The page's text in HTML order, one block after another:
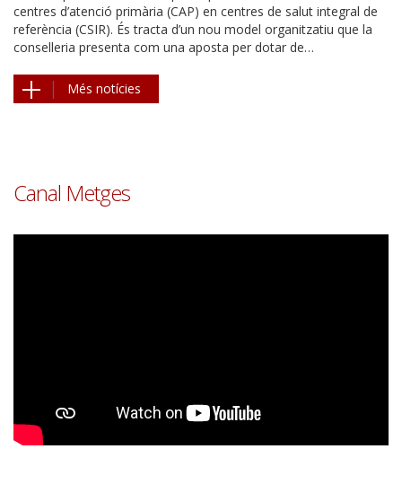
centres d’atenció primària (CAP) en centres de salut integral de
referència (CSIR). És tracta d’un nou model organitzatiu que la
conselleria presenta com una aposta per dotar de…
Més notícies
Canal Metges